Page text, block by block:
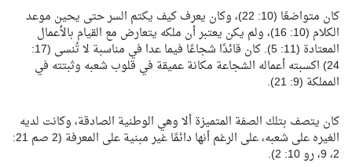
كان متواضعًا (10: 22)، وكان يعرف كيف يكتم السر حتى يحين موعد
الكلام (10: 16)، ولم يكن يعتبر أن ملكه يتعارض مع القيام بالأعمال
المعتادة (11: 5). كان قائدًا شجاعًا فيما عدا في مناسبة لا تُنسى (17:
24) اكسبته أعماله الشجاعة مكانة عميقة في قلوب شعبه وثبتته في
المملكة (9: 21).
كان يتصف بتلك الصفة المتميزة ألا وهي الوطنية الصادقة، وكانت لديه
الغيره على شعبه، على الرغم أنها دائمًا غير مبنية على المعرفة (2 صم 21:
2، 9، رو 10: 2).